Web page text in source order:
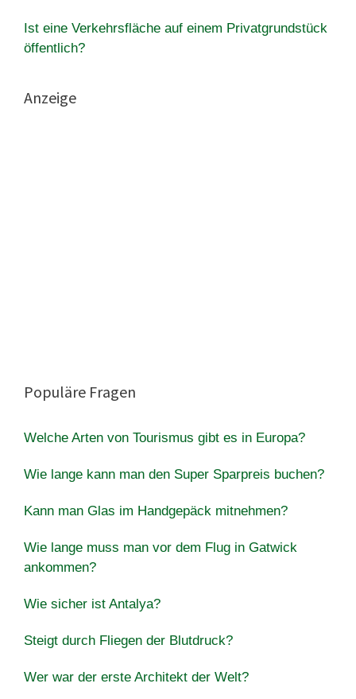
Ist eine Verkehrsfläche auf einem Privatgrundstück
öffentlich?
Anzeige
Populäre Fragen
Welche Arten von Tourismus gibt es in Europa?
Wie lange kann man den Super Sparpreis buchen?
Kann man Glas im Handgepäck mitnehmen?
Wie lange muss man vor dem Flug in Gatwick
ankommen?
Wie sicher ist Antalya?
Steigt durch Fliegen der Blutdruck?
Wer war der erste Architekt der Welt?